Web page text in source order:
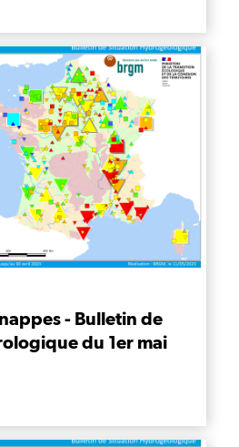
- Bulletin de
du 1er mai